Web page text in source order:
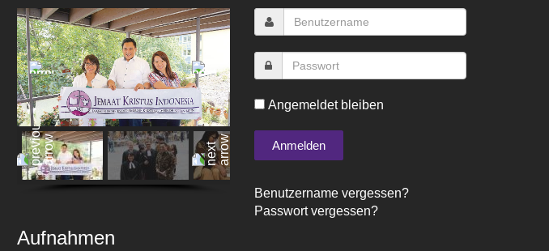
Aufnahmen
Angemeldet bleiben
Benutzername vergessen?
Passwort vergessen?